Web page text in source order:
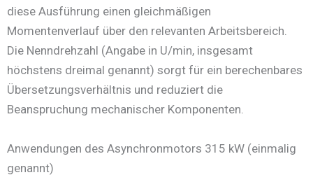
diese Ausführung einen gleichmäßigen
Momentenverlauf über den relevanten Arbeitsbereich.
Die Nenndrehzahl (Angabe in U/min, insgesamt
höchstens dreimal genannt) sorgt für ein berechenbares
Übersetzungsverhältnis und reduziert die
Beanspruchung mechanischer Komponenten.
Anwendungen des Asynchronmotors 315 kW (einmalig
genannt)